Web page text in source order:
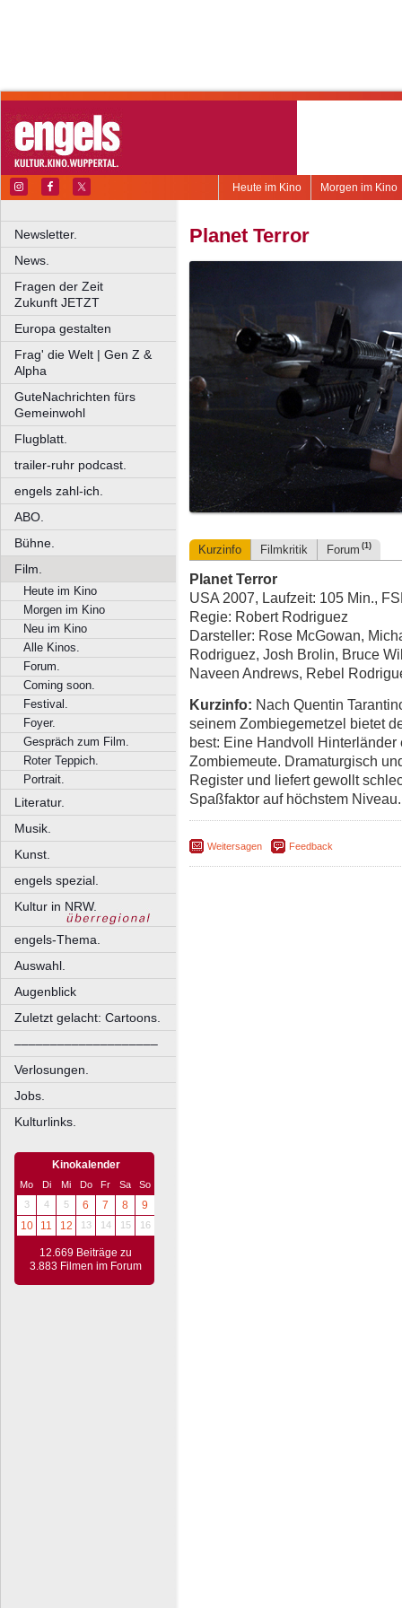
Morgen im Kino
Heute im Kino
Newsletter.
News.
Fragen der Zeit
Zukunft JETZT
Europa gestalten
Frag' die Welt | Gen Z &
Alpha
GuteNachrichten fürs
Gemeinwohl
Flugblatt.
trailer-ruhr podcast.
engels zahl-ich.
ABO.
Bühne.
Film.
Heute im Kino
Morgen im Kino
Neu im Kino
Alle Kinos.
Forum.
Coming soon.
Festival.
Foyer.
Gespräch zum Film.
Roter Teppich.
Portrait.
Literatur.
Musik.
Kunst.
engels spezial.
Kultur in NRW.
engels-Thema.
Auswahl.
Augenblick
Zuletzt gelacht: Cartoons.
––––––––––––––––––––
Verlosungen.
Jobs.
Kulturlinks.
Kinokalender
Mo Di Mi Do Fr Sa
So
3
4 5 6 7 8
9
10
11 12 13 14 15 16
12.669 Beiträge zu
3.883 Filmen im Forum
Planet Terror
Kurzinfo Filmkritik Forum (1)
Planet Terror
USA 2007, Laufzeit: 105 Min.,
Regie: Robert Rodriguez
Darsteller: Rose McGowan,
Rodriguez, Josh Brolin, Bruce
Naveen Andrews, Rebel
Kurzinfo: Nach Quentin
seinem Zombiegemetzel bietet
best: Eine Handvoll
Zombiemeute. Dramaturgisch
Register und liefert gewollt
Spaßfaktor auf höchstem
Weitersagen Feedback